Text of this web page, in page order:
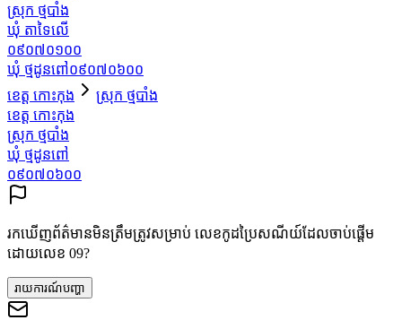
ស្រុក ថ្មបាំង
ឃុំ តាទៃលើ
០៩០៧០១០០
ឃុំ ថ្មដូនពៅ០៩០៧០៦០០
ខេត្ត កោះកុង
ស្រុក ថ្មបាំង
ខេត្ត កោះកុង
ស្រុក ថ្មបាំង
ឃុំ ថ្មដូនពៅ
០៩០៧០៦០០
រកឃើញព័ត៌មានមិនត្រឹមត្រូវសម្រាប់ លេខកូដប្រៃសណីយ៍ដែលចាប់ផ្តើម
ដោយលេខ 09?
រាយការណ៍បញ្ហា